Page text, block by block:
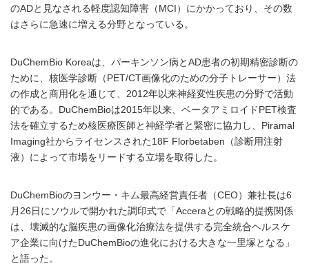
のADと見なされる軽度認知障害（MCI）にかかっており、その数
はさらに急速に増える分野となっている。
DuChemBio Koreaは、パーキンソン病とAD患者の初期精密診断の
ために、核医学診断（PET/CT画像化のための分子トレーサー）法
の作成と商用化を通じて、2012年以来神経変性疾患の分野で活動
的である。DuChemBioは2015年以来、ベータアミロイドPET検査
法を確立するため核医療医師と神経学者と緊密に協力し、Piramal
Imaging社からライセンスされた18F Florbetaben（診断用注射
液）によって市場をリードする立場を取得した。
DuChemBioのヨンウー・キム最高経営責任者（CEO）兼社長は6
月26日にソウルで開かれた調印式で「Acceraとの戦略的提携関係
は、壊滅的な脳疾患の画像化治療法を提供する完全統合ヘルスケ
ア企業に向けたDuChemBioの進化における大きな一里塚となる」
と語った。